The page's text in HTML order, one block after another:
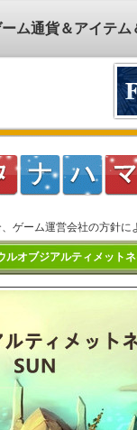
ム通貨＆アイテ
ゲーム運営会社の方針
ルオブジアルティメット